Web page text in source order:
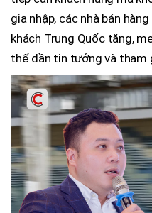
gia nhập, các nhà bán
khách Trung Quốc tăng,
thể dần tin tưởng và tham